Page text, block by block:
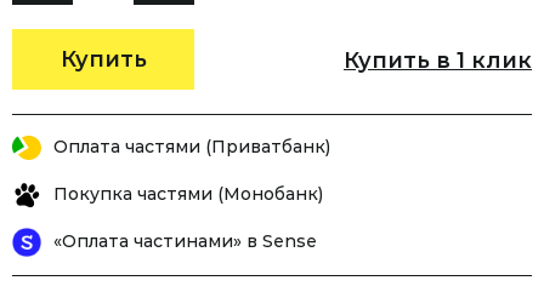
Купить Купить в 1 клик
Оплата частями (Приватбанк)
Покупка частями (Монобанк)
«Оплата частинами» в Sense